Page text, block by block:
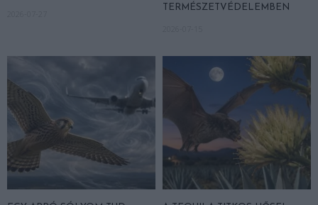
TERMÉSZETVÉDELEMBEN